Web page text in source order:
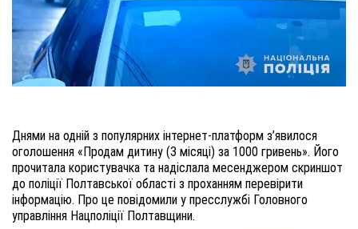
Днями на одній з популярних інтернет-платформ з’явилося
оголошення «Продам дитину (3 місяці) за 1000 гривень». Його
прочитала користувачка та надіслала месенджером скриншот
до поліції Полтавської області з проханням перевірити
інформацію. Про це повідомили у пресслужбі Головного
управління Нацполіції Полтавщини.